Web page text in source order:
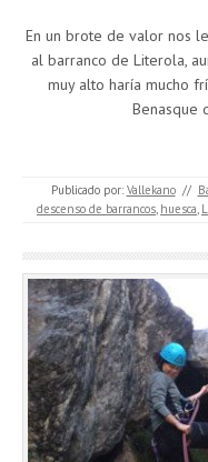
En un brote de valor nos
al barranco de Literola,
muy alto haría mucho
Benasque
Publicado por: Vallekano //
descenso de barrancos huesca